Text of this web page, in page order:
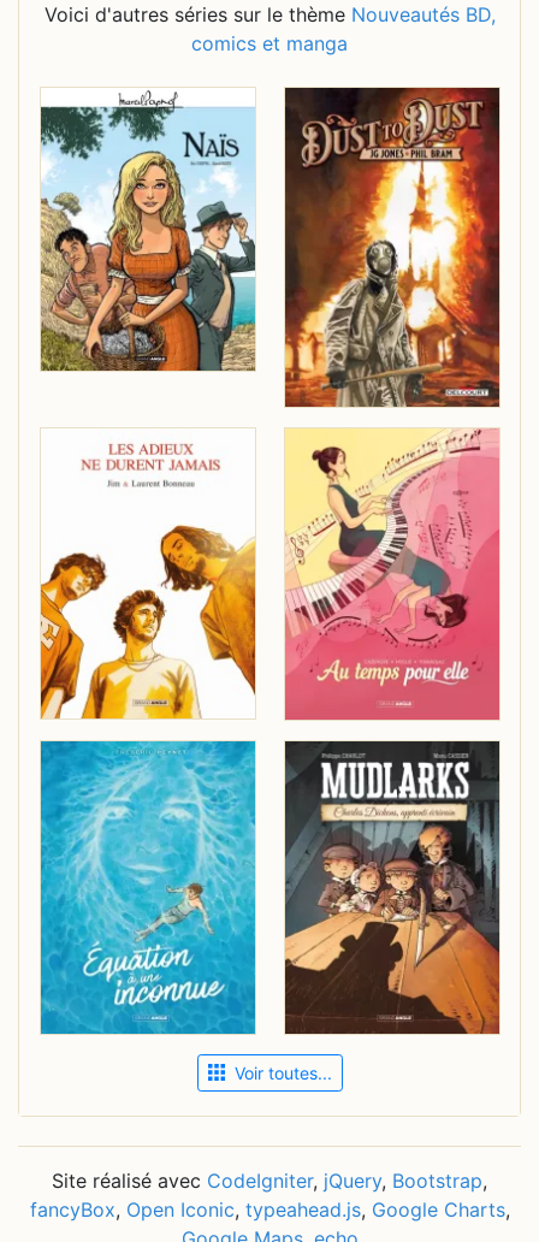
Voici d'autres séries sur le thème Nouveautés BD,
comics et manga
Voir toutes...
Site réalisé avec CodeIgniter, jQuery, Bootstrap,
fancyBox, Open Iconic, typeahead.js, Google Charts,